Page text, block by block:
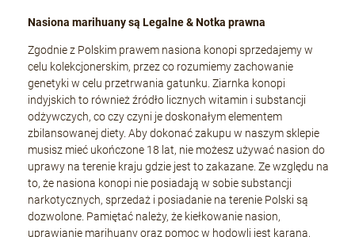
Nasiona marihuany są Legalne & Notka prawna
Zgodnie z Polskim prawem nasiona konopi sprzedajemy w
celu kolekcjonerskim, przez co rozumiemy zachowanie
genetyki w celu przetrwania gatunku. Ziarnka konopi
indyjskich to również źródło licznych witamin i substancji
odżywczych, co czy czyni je doskonałym elementem
zbilansowanej diety. Aby dokonać zakupu w naszym sklepie
musisz mieć ukończone 18 lat, nie możesz używać nasion do
uprawy na terenie kraju gdzie jest to zakazane. Ze względu na
to, że nasiona konopi nie posiadają w sobie substancji
narkotycznych, sprzedaż i posiadanie na terenie Polski są
dozwolone. Pamiętać należy, że kiełkowanie nasion,
uprawianie marihuany oraz pomoc w hodowli jest karana,